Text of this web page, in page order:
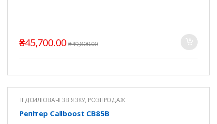
₴45,700.00 ₴49,800.00
ПІДСИЛЮВАЧІ ЗВ'ЯЗКУ, РОЗПРОДАЖ
Репітер Callboost CB85B